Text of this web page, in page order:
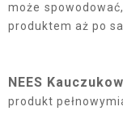
może
produktem aż po
NEES
produkt